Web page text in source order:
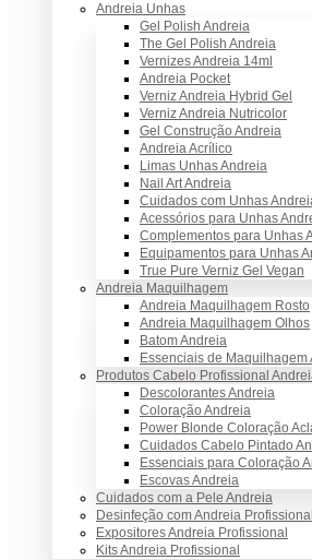
Andreia Unhas
Gel Polish Andreia
The Gel Polish Andreia
Vernizes Andreia 14ml
Andreia Pocket
Verniz Andreia Hybrid Gel
Verniz Andreia Nutricolor
Gel Construção Andreia
Andreia Acrílico
Limas Unhas Andreia
Nail Art Andreia
Cuidados com Unhas
Acessórios para Unhas
Complementos para Unhas
Equipamentos para Unhas
True Pure Verniz Gel Vegan
Andreia Maquilhagem
Andreia Maquilhagem Rosto
Andreia Maquilhagem Olhos
Batom Andreia
Essenciais de Maquilhagem
Produtos Cabelo Profissional
Descolorantes Andreia
Coloração Andreia
Power Blonde Coloração
Cuidados Cabelo Pintado
Essenciais para Coloração
Escovas Andreia
Cuidados com a Pele Andreia
Desinfeção com Andreia Profissional
Expositores Andreia Profissional
Kits Andreia Profissional